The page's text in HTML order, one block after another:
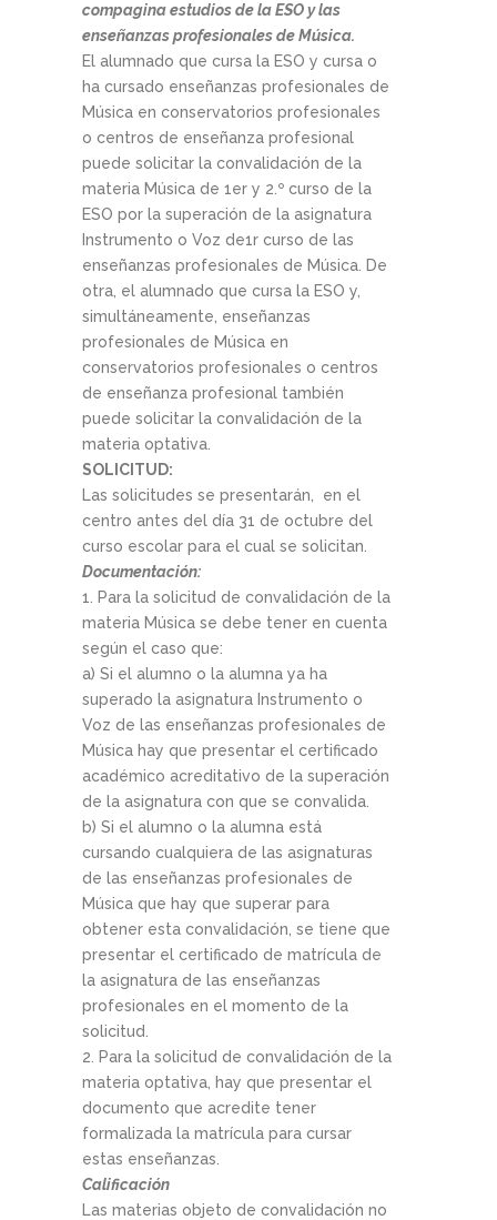
compagina estudios de la ESO y las
enseñanzas profesionales de Música.
El alumnado que cursa la ESO y cursa o
ha cursado enseñanzas profesionales de
Música en conservatorios profesionales
o centros de enseñanza profesional
puede solicitar la convalidación de la
materia Música de 1er y 2.º curso de la
ESO por la superación de la asignatura
Instrumento o Voz de1r curso de las
enseñanzas profesionales de Música. De
otra, el alumnado que cursa la ESO y,
simultáneamente, enseñanzas
profesionales de Música en
conservatorios profesionales o centros
de enseñanza profesional también
puede solicitar la convalidación de la
materia optativa.
SOLICITUD:
Las solicitudes se presentarán, en el
centro antes del día 31 de octubre del
curso escolar para el cual se solicitan.
Documentación:
1. Para la solicitud de convalidación de la
materia Música se debe tener en cuenta
según el caso que:
a) Si el alumno o la alumna ya ha
superado la asignatura Instrumento o
Voz de las enseñanzas profesionales de
Música hay que presentar el certificado
académico acreditativo de la superación
de la asignatura con que se convalida.
b) Si el alumno o la alumna está
cursando cualquiera de las asignaturas
de las enseñanzas profesionales de
Música que hay que superar para
obtener esta convalidación, se tiene que
presentar el certificado de matrícula de
la asignatura de las enseñanzas
profesionales en el momento de la
solicitud.
2. Para la solicitud de convalidación de la
materia optativa, hay que presentar el
documento que acredite tener
formalizada la matrícula para cursar
estas enseñanzas.
Calificación
Las materias objeto de convalidación no